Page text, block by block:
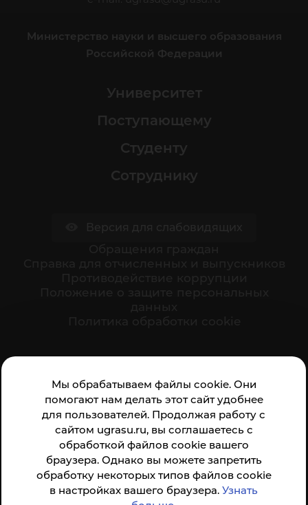
Мы обрабатываем файлы cookie. Они
помогают нам делать этот сайт удобнее
для пользователей. Продолжая работу с
сайтом ugrasu.ru, вы соглашаетесь с
обработкой файлов cookie вашего
браузера. Однако вы можете запретить
обработку некоторых типов файлов cookie
в настройках вашего браузера.Узнать
Министерство науки и высшего образования
Российской Федерации
Университет
Поступающему
Студенту
Сотруднику
организации:
Анкета доступна по QR-коду, а так же по прямой
ссылке